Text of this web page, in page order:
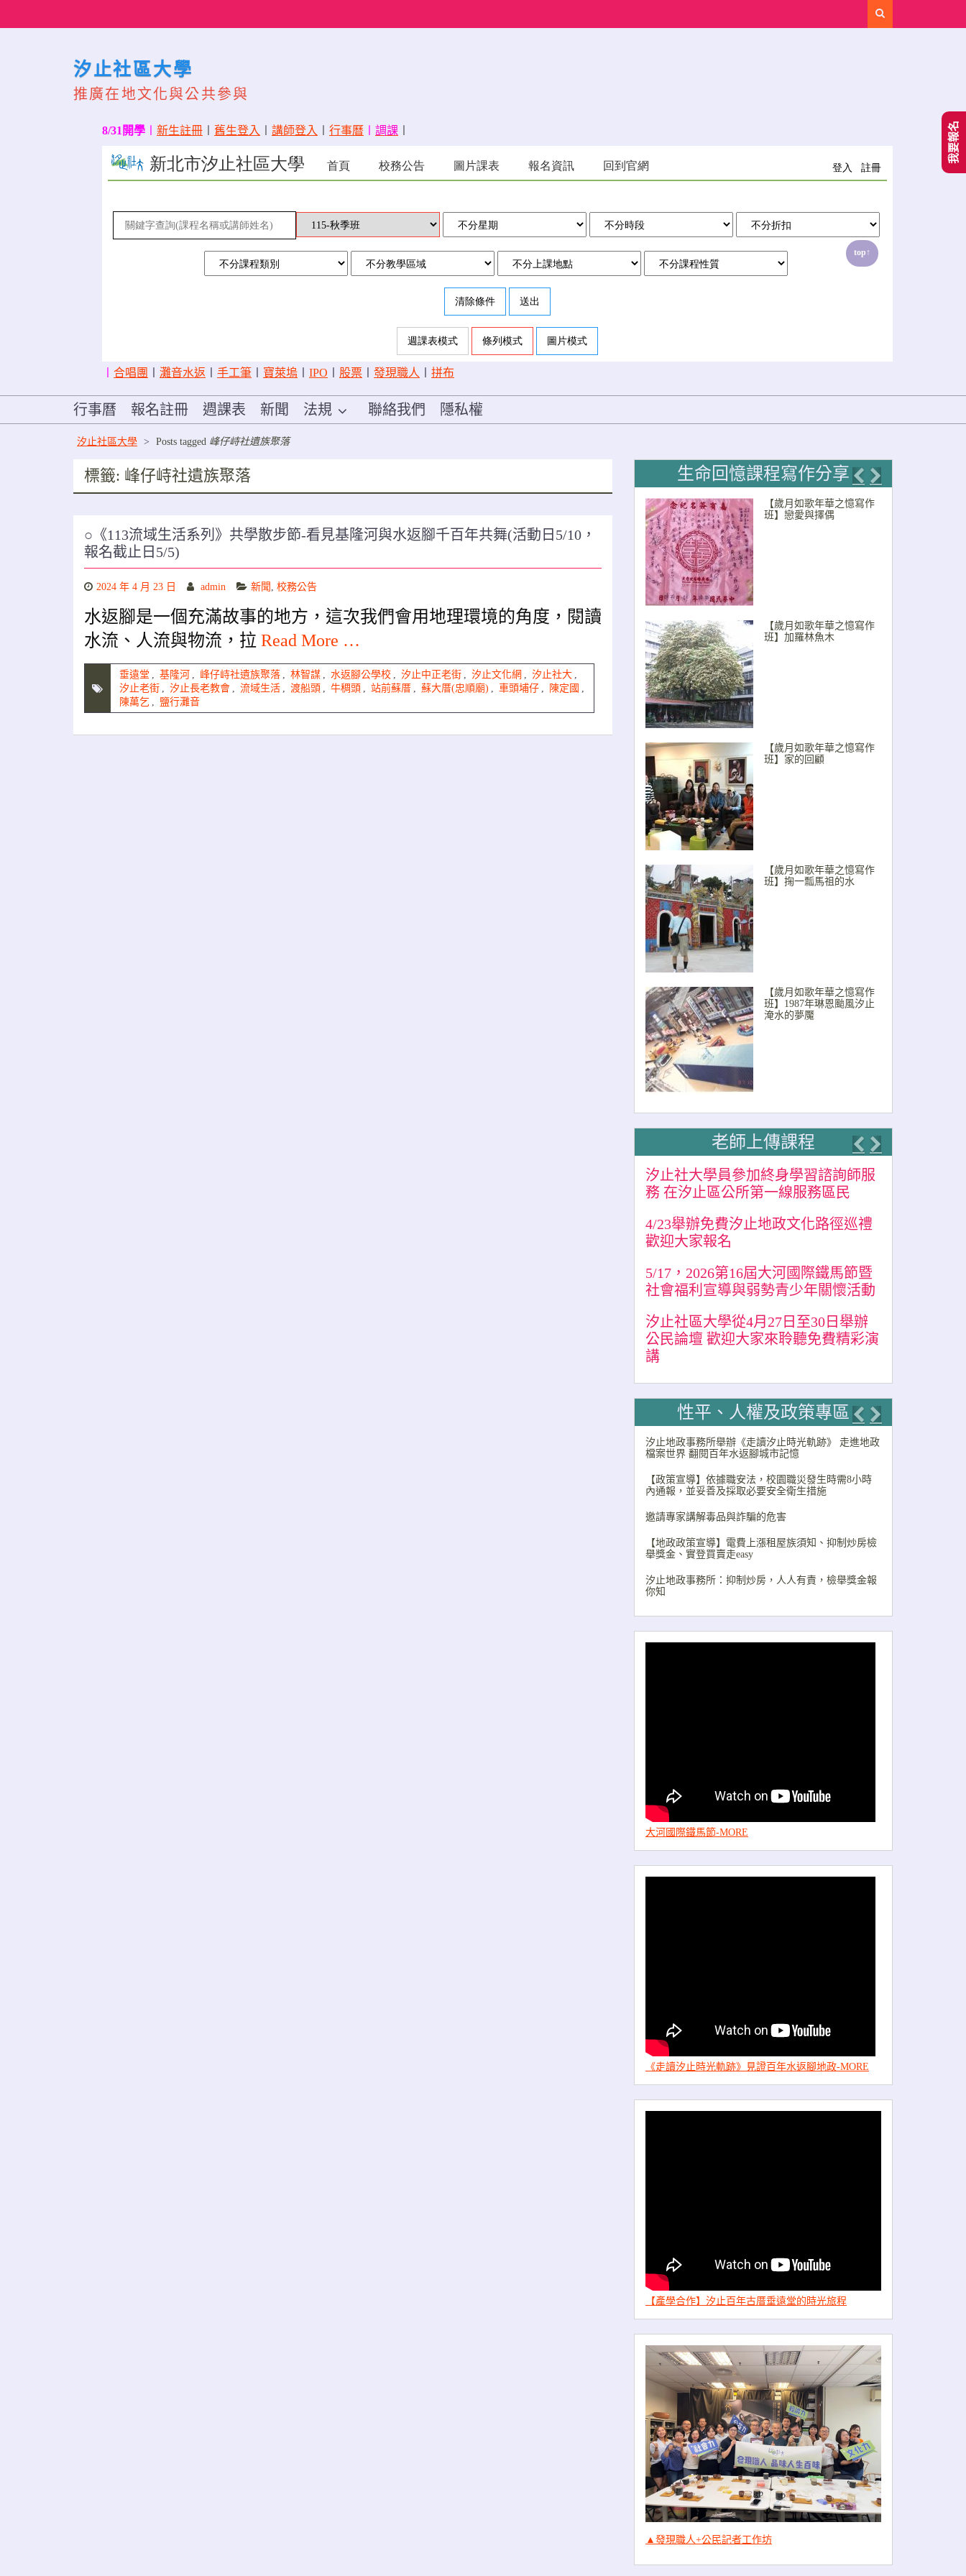
汐止社區大學
推廣在地文化與公共參與
8/31開學 新生註冊 舊生登入 講師登入 行事曆 調課
合唱團 灘音水返 手工筆 寶萊塢 IPO 股票 發現職人 拼布
行事曆 報名註冊 週課表 新聞 法規 聯絡我們 隱私權
汐止社區大學 > Posts tagged 峰仔峙社遺族聚落
標籤: 峰仔峙社遺族聚落
○《113流域生活系列》共學散步節-看見基隆河與水返腳千百年共舞(活動日5/10，
報名截止日5/5)
2024 年 4 月 23 日 admin 新聞 , 校務公告
水返腳是一個充滿故事的地方，這次我們會用地理環境的角度，閱讀
水流、人流與物流，拉 Read More …
垂遠堂 , 基隆河 , 峰仔峙社遺族聚落 , 林智謀 , 水返腳公學校 , 汐止中正老街 , 汐止文化網 , 汐止社大 ,
汐止老街 , 汐止長老教會 , 流域生活 , 渡船頭 , 牛稠頭 , 站前蘇厝 , 蘇大厝(忠順廟) , 車頭埔仔 , 陳定國 ,
陳萬乞 , 鹽行灘音
生命回憶課程寫作分享
Previous
Next
【歲月如歌年華之憶寫作
班】戀愛與擇偶
【歲月如歌年華之憶寫作
班】加羅林魚木
【歲月如歌年華之憶寫作
班】家的回顧
【歲月如歌年華之憶寫作
班】掬一瓢馬祖的水
【歲月如歌年華之憶寫作
班】1987年琳恩颱風汐止
淹水的夢魘
老師上傳課程
Previous
Next
汐止社大學員參加終身學習諮詢師服
務 在汐止區公所第一線服務區民
4/23舉辦免費汐止地政文化路徑巡禮
歡迎大家報名
5/17，2026第16屆大河國際鐵馬節暨
社會福利宣導與弱勢青少年關懷活動
汐止社區大學從4月27日至30日舉辦
公民論壇 歡迎大家來聆聽免費精彩演
講
性平、人權及政策專區
Previous
Next
汐止地政事務所舉辦《走讀汐止時光軌跡》 走進地政
檔案世界 翻閱百年水返腳城市記憶
【政策宣導】依據職安法，校園職災發生時需8小時
內通報，並妥善及採取必要安全衛生措施
邀請專家講解毒品與詐騙的危害
【地政政策宣導】電費上漲租屋族須知、抑制炒房檢
舉獎金、實登買賣走easy
汐止地政事務所：抑制炒房，人人有責，檢舉獎金報
你知
大河國際鐵馬節-MORE
《走讀汐止時光軌跡》見證百年水返腳地政-MORE
【產學合作】汐止百年古厝垂遠堂的時光旅程
▲發現職人+公民記者工作坊
我要報名